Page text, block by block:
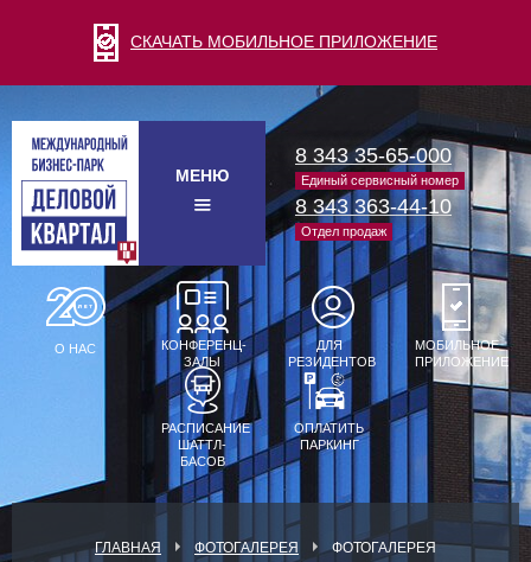
СКАЧАТЬ МОБИЛЬНОЕ ПРИЛОЖЕНИЕ
МЕНЮ
8 343 35-65-000
Единый сервисный номер
8 343 363-44-10
Отдел продаж
О НАС
КОНФЕРЕНЦ-
ЗАЛЫ
ДЛЯ
РЕЗИДЕНТОВ
МОБИЛЬНОЕ
ПРИЛОЖЕНИЕ
РАСПИСАНИЕ
ШАТТЛ-
БАСОВ
ОПЛАТИТЬ
ПАРКИНГ
ГЛАВНАЯ ФОТОГАЛЕРЕЯ ФОТОГАЛЕРЕЯ